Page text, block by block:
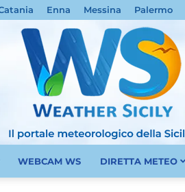
Enna Messina Palermo
WEBCAM WS DIRETTA METEO